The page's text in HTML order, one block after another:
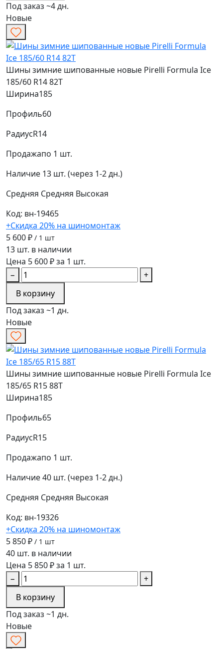
Под заказ ~4 дн.
Новые
Шины зимние шипованные новые Pirelli Formula Ice
185/60 R14 82T
Ширина185
Профиль60
РадиусR14
Продажапо 1 шт.
Наличие 13 шт. (через 1-2 дн.)
Средняя Средняя Высокая
Код: вн-19465
+Скидка 20% на шиномонтаж
5 600 ₽ / 1 шт
13 шт. в наличии
Цена 5 600 ₽ за 1 шт.
−
+
В корзину
Под заказ ~1 дн.
Новые
Шины зимние шипованные новые Pirelli Formula Ice
185/65 R15 88T
Ширина185
Профиль65
РадиусR15
Продажапо 1 шт.
Наличие40 шт. (через 1-2 дн.)
Средняя Средняя Высокая
Код: вн-19326
+Скидка 20% на шиномонтаж
5 850 ₽ / 1 шт
40 шт. в наличии
Цена 5 850 ₽ за 1 шт.
−
+
В корзину
Под заказ ~1 дн.
Новые